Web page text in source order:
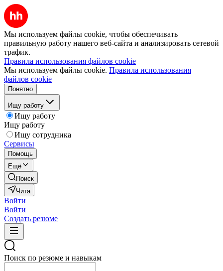
Мы используем файлы cookie, чтобы обеспечивать
правильную работу нашего веб-сайта и анализировать сетевой
трафик.
Правила использования файлов cookie
Мы используем файлы cookie. Правила использования
файлов cookie
Понятно
Ищу работу
Ищу работу
Ищу работу
Ищу сотрудника
Сервисы
Помощь
Ещё
Поиск
Чита
Войти
Войти
Создать резюме
Поиск по резюме и навыкам